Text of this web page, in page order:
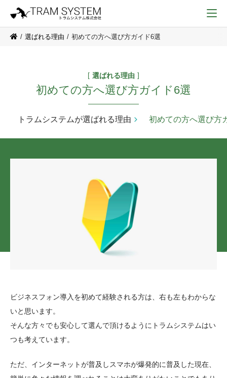
選ばれる理由 初めての方へ選び方ガイド6選
選ばれる理由
初めての方へ選び方ガイド6選
トラムシステムが選ばれる理由 初めての方へ選び方
ビジネスフォン導入を初めて経験される方は、右も左もわからな
いと思います。
そんな方々でも安心して選んで頂けるようにトラムシステムはい
つも考えています。
ただ、インターネットが普及しスマホが爆発的に普及した現在、